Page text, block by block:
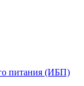
питания (ИБП)